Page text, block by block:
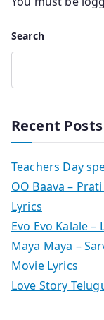
Search
Recent Posts
Teachers Day
OO Baava –
Lyrics
Evo Evo Kalale
Maya Maya –
Movie Lyrics
Love Story